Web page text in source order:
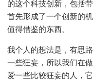
的这个科技创新，包括
首先形成了一个创新的
值得借鉴的东西。
我个人的想法是，有思
一些狂妄，所以我们在
爱一些比较狂妄的人，